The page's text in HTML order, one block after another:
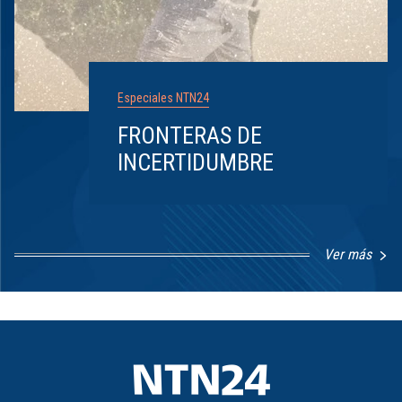
Especiales NTN24
FRONTERAS DE
INCERTIDUMBRE
Ver más
1
8